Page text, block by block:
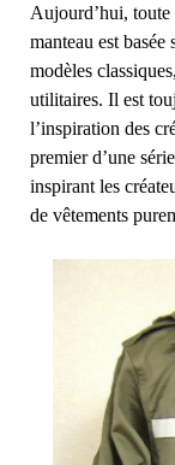
Aujourd’hui, toute
manteau est
modèles
utilitaires. Il est
l’inspiration des
premier d’une
inspirant les
de vêtements